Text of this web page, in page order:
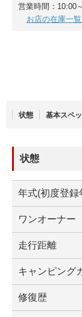
営業時間：10:00
お店の在庫一
状態 基本スペ
状態
年式(初度登録
ワンオーナー
走行距離
キャンピング
修復歴